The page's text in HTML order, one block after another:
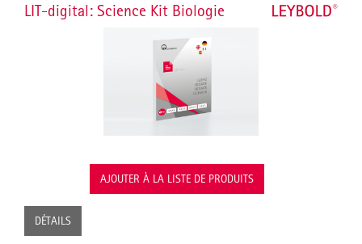
LIT-digital: Science Kit Biologie
AJOUTER À LA LISTE DE PRODUITS
DÉTAILS